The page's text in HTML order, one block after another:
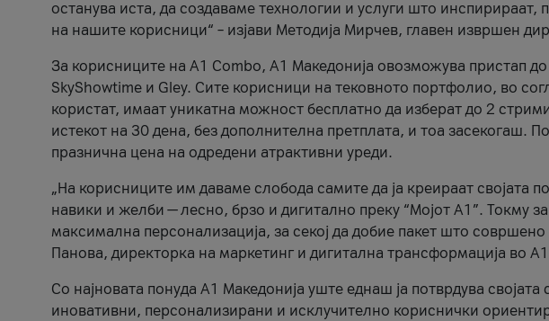
останува иста, да создаваме технологии и услуги што инспирираат,
на нашите корисници“ – изјави Методија Мирчев, главен извршен
За корисниците на A1 Combo, А1 Македонија овозможува пристап
SkyShowtime и Gley. Сите корисници на тековното портфолио, во
користат, имаат уникатна можност бесплатно да изберат до 2
истекот на 30 дена, без дополнителна претплата, и тоа засекогаш.
празнична цена на одредени атрактивни уреди.
„На корисниците им даваме слобода самите да ја креираат својата
навики и желби — лесно, брзо и дигитално преку “Мојот А1”. Токму
максимална персонализација, за секој да добие пакет што
Панова, директорка на маркетинг и дигитална трансформација во
Со најновата понуда А1 Македонија уште еднаш ја потврдува
иновативни, персонализирани и исклучително кориснички